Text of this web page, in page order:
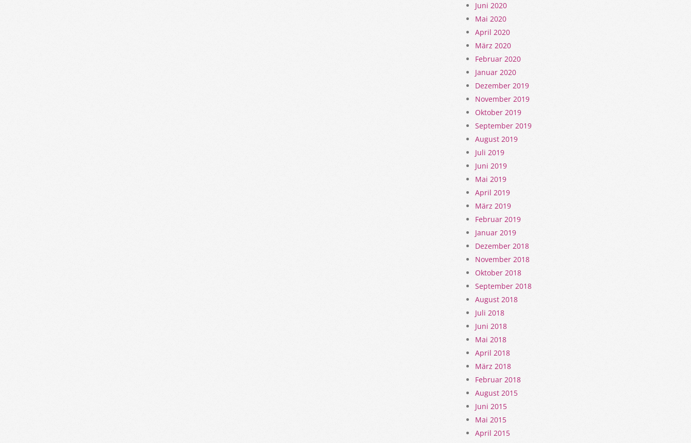
Juni 2020
Mai 2020
April 2020
März 2020
Februar 2020
Januar 2020
Dezember 2019
November 2019
Oktober 2019
September 2019
August 2019
Juli 2019
Juni 2019
Mai 2019
April 2019
März 2019
Februar 2019
Januar 2019
Dezember 2018
November 2018
Oktober 2018
September 2018
August 2018
Juli 2018
Juni 2018
Mai 2018
April 2018
März 2018
Februar 2018
August 2015
Juni 2015
Mai 2015
April 2015